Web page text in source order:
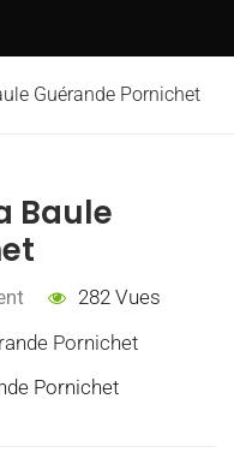
Guérande Pornichet
Baule
282 Vues
Pornichet